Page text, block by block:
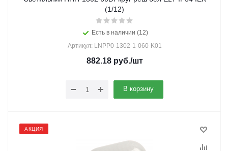
(1/12)
Есть в наличии (12)
Артикул: LNPP0-1302-1-060-K01
882.18руб./шт
В корзину
АКЦИЯ